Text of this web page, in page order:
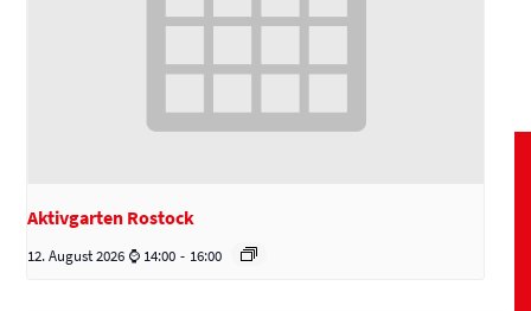
Aktivgarten Rostock
12. August 2026 ⌚ 14:00 - 16:00